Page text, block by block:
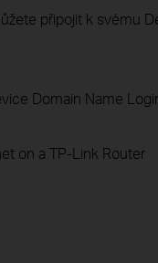
připojit k svému
Domain Name
on a TP-Link Router